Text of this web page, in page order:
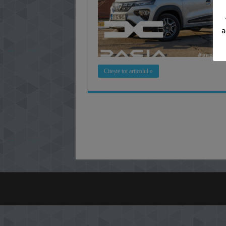
Citește tot articolul »